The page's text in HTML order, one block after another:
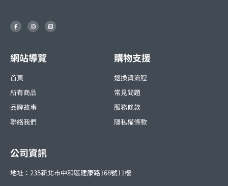
F
a
c
k
-
I
n
s
r
a
m
L
i
n
網站導覽
首頁
所有商品
品牌故事
聯絡我們
購物支援
退換貨流程
常見問題
服務條款
隱私權條款
公司資訊
地址：235新北市中和區建康路168號11樓